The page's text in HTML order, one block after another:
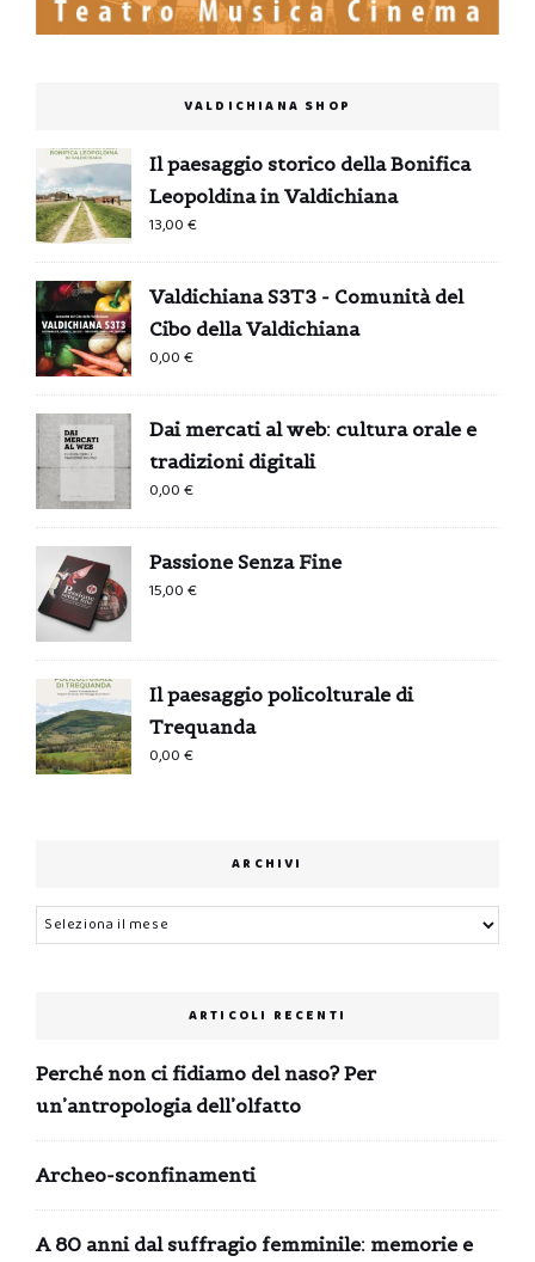
VALDICHIANA SHOP
Il paesaggio storico della Bonifica
Leopoldina in Valdichiana
13,00€
Valdichiana S3T3 - Comunità del
Cibo della Valdichiana
0,00€
Dai mercati al web: cultura orale e
tradizioni digitali
0,00€
Passione Senza Fine
15,00€
Il paesaggio policolturale di
Trequanda
0,00€
ARCHIVI
Archivi
ARTICOLI RECENTI
Perché non ci fidiamo del naso? Per
un’antropologia dell’olfatto
Archeo-sconfinamenti
A 80 anni dal suffragio femminile: memorie e